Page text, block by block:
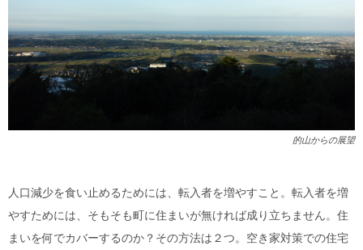
的山からの展望
人口減少を食い止めるためには、転入者を増やすこと。転入者を増
やすためには、そもそも町に住まいが無ければ成り立ちません。住
まいを何でカバーするのか？その方法は２つ。空き家対策での住宅